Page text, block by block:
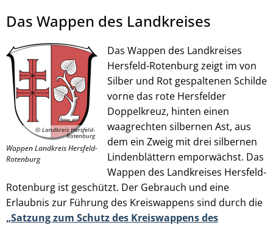
© Landkreis Hersfeld-Rotenburg
Das Wappen des Landkreises
© Landkreis Hersfeld-
Rotenburg
Wappen Landkreis Hersfeld-
Rotenburg
Das Wappen des Landkreises
Hersfeld-Rotenburg zeigt im von
Silber und Rot gespaltenen Schilde
vorne das rote Hersfelder
Doppelkreuz, hinten einen
waagrechten silbernen Ast, aus
dem ein Zweig mit drei silbernen
Lindenblättern emporwächst. Das
Wappen des Landkreises Hersfeld-
Rotenburg ist geschützt. Der Gebrauch und eine
Erlaubnis zur Führung des Kreiswappens sind durch die
„Satzung zum Schutz des Kreiswappens des